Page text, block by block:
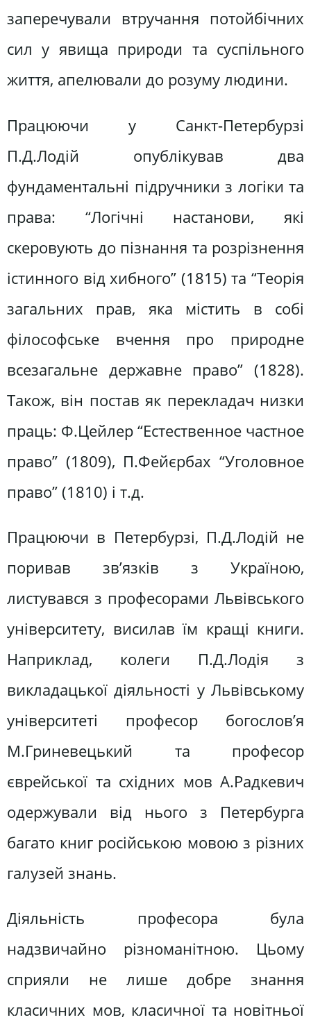
заперечували втручання потойбічних
сил у явища природи та суспільного
життя, апелювали до розуму людини.
Працюючи у Санкт-Петербурзі
П.Д.Лодій опублікував два
фундаментальні підручники з логіки та
права: “Логічні настанови, які
скеровують до пізнання та розрізнення
істинного від хибного” (1815) та “Теорія
загальних прав, яка містить в собі
філософське вчення про природне
всезагальне державне право” (1828).
Також, він постав як перекладач низки
праць: Ф.Цейлер “Естественное частное
право” (1809), П.Фейєрбах “Уголовное
право” (1810) і т.д.
Працюючи в Петербурзі, П.Д.Лодій не
поривав зв’язків з Україною,
листувався з професорами Львівського
університету, висилав їм кращі книги.
Наприклад, колеги П.Д.Лодія з
викладацької діяльності у Львівському
університеті професор богослов’я
М.Гриневецький та професор
єврейської та східних мов А.Радкевич
одержували від нього з Петербурга
багато книг російською мовою з різних
галузей знань.
Діяльність професора була
надзвичайно різноманітною. Цьому
сприяли не лише добре знання
класичних мов, класичної та новітньої